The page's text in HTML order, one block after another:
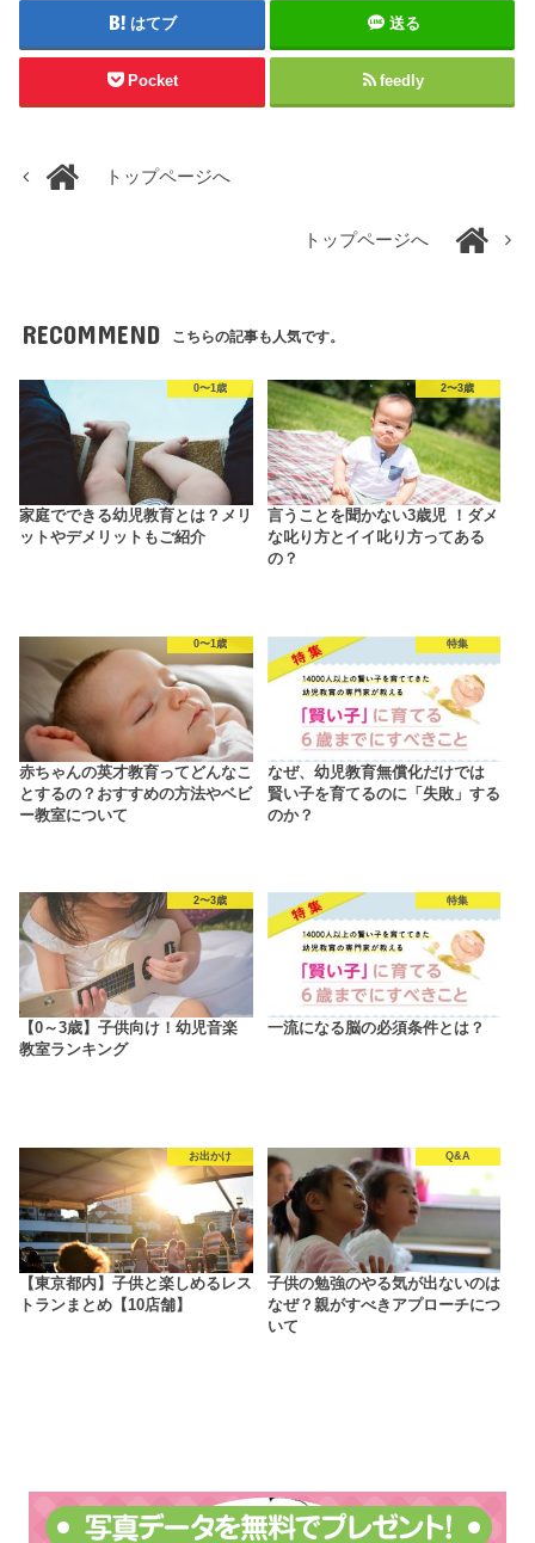
はてブ 送る
Pocket feedly
トップページへ
トップページへ
RECOMMEND こちらの記事も人気です。
0〜1歳
家庭でできる幼児教育とは？メリ
ットやデメリットもご紹介
2〜3歳
言うことを聞かない3歳児 ！ダメ
な叱り方とイイ叱り方ってある
の？
0〜1歳
赤ちゃんの英才教育ってどんなこ
とするの？おすすめの方法やベビ
ー教室について
特集
なぜ、幼児教育無償化だけでは
賢い子を育てるのに「失敗」する
のか？
2〜3歳
【0～3歳】子供向け！幼児音楽
教室ランキング
特集
一流になる脳の必須条件とは？
お出かけ
【東京都内】子供と楽しめるレス
トランまとめ【10店舗】
Q&A
子供の勉強のやる気が出ないのは
なぜ？親がすべきアプローチにつ
いて